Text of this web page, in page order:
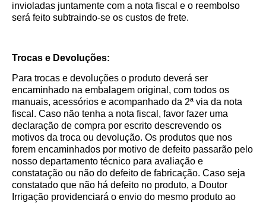
invioladas juntamente com a nota fiscal e o reembolso
será feito subtraindo-se os custos de frete.
Trocas e Devoluções:
Para trocas e devoluções o produto deverá ser
encaminhado na embalagem original, com todos os
manuais, acessórios e acompanhado da 2ª via da nota
fiscal. Caso não tenha a nota fiscal, favor fazer uma
declaração de compra por escrito descrevendo os
motivos da troca ou devolução. Os produtos que nos
forem encaminhados por motivo de defeito passarão pelo
nosso departamento técnico para avaliação e
constatação ou não do defeito de fabricação. Caso seja
constatado que não há defeito no produto, a Doutor
Irrigação providenciará o envio do mesmo produto ao